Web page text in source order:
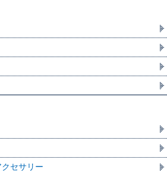
セサリー